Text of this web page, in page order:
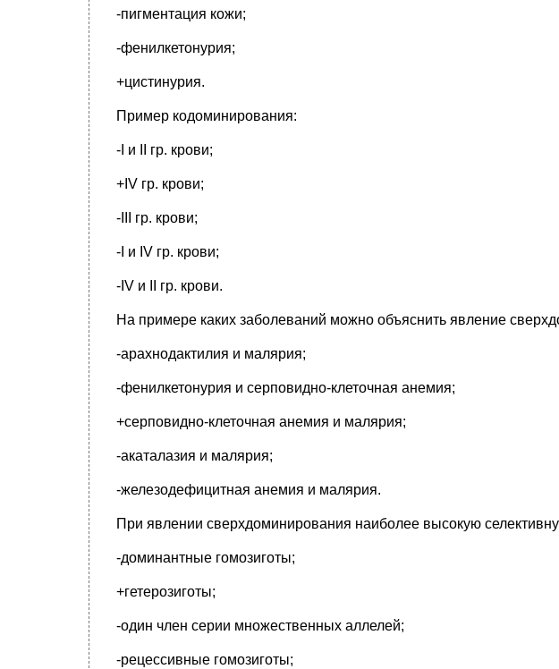
-пигментация кожи;
-фенилкетонурия;
+цистинурия.
Пример кодоминирования:
-I и II гр. крови;
+IV гр. крови;
-III гр. крови;
-I и IV гр. крови;
-IV и II гр. крови.
На примере каких заболеваний можно объяснить явление
-арахнодактилия и малярия;
-фенилкетонурия и серповидно-клеточная анемия;
+серповидно-клеточная анемия и малярия;
-акаталазия и малярия;
-железодефицитная анемия и малярия.
При явлении сверхдоминирования наиболее высокую
-доминантные гомозиготы;
+гетерозиготы;
-один член серии множественных аллелей;
-рецессивные гомозиготы;